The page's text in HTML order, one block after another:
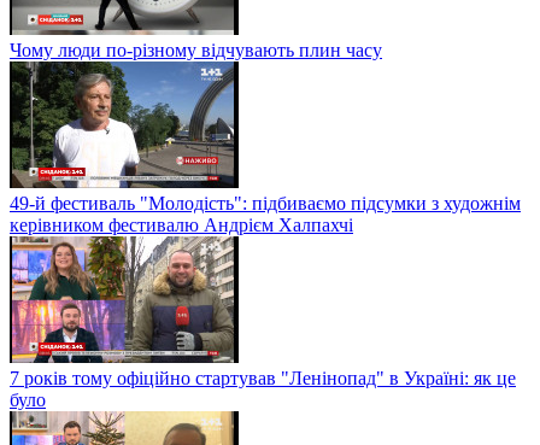
Чому люди по-різному відчувають плин часу
49-й фестиваль "Молодість": підбиваємо підсумки з художнім
керівником фестивалю Андрієм Халпахчі
7 років тому офіційно стартував "Ленінопад" в Україні: як це
було